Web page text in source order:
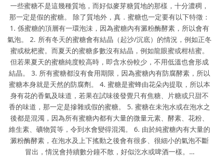
一些蜜糖不是這幾種質地，而好似麥芽糖質地的那樣，十分濃稠，
那一定是假的蜜糖。 除了質地外，真．蜜糖也一定要有以下特徵：
1. 係蜜糖的頂層有一環泡沬，因為蜜糖內有澱粉酶酵素，所以會有
氣泡。 2. 所有冬天的蜜糖會有結晶（起沙/沉底）的情況，例如正冬
蜜或枇杷蜜。而夏天的蜜糖多數沒有結晶，例如龍眼蜜或柑桔蜜。
但若果夏天的蜜糖純度較高時，即含水份較少，不用低溫也會形成
結晶。 3. 所有蜜糖都沒有食用期限，因為蜜糖內有防腐酵素，所以
蜜糖本身就是天然的防腐劑。 4. 蜜糖是蜜蜂由花朵內提取，所以本
身有花的香氣及味道，若果在試味後發覺只有焦糖、片糖或只甜不
香的味道，那一定是摻雜或假的蜜糖。 5. 蜜糖在未泡水或在泡水之
後都是混濁，因為所有蜜糖內都有大量的微量元素、酵素、花粉、
維生素、礦物質等，令到水會變得混濁。 6. 由於純蜜糖內有大量的
澱粉酶酵素，在泡水及上下搖動之後會有很多、很細小的氣泡不斷
冒出，情況會持續數分鐘不散，好似汔水或啤酒一樣。…